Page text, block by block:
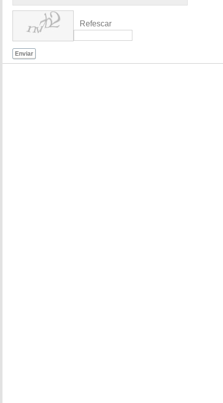
Refescar
Enviar